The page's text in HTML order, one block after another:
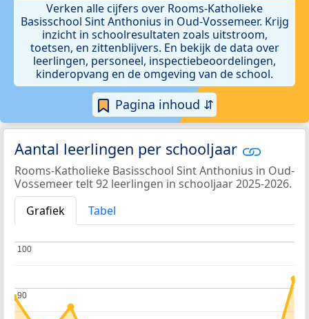
Verken alle cijfers over Rooms-Katholieke
Basisschool Sint Anthonius in Oud-Vossemeer. Krijg
inzicht in schoolresultaten zoals uitstroom,
toetsen, en zittenblijvers. En bekijk de data over
leerlingen, personeel, inspectiebeoordelingen,
kinderopvang en de omgeving van de school.
Pagina inhoud ⇵
Aantal leerlingen per schooljaar
Rooms-Katholieke Basisschool Sint Anthonius in Oud-
Vossemeer telt 92 leerlingen in schooljaar 2025-2026.
Grafiek
Tabel
90
90
100
100